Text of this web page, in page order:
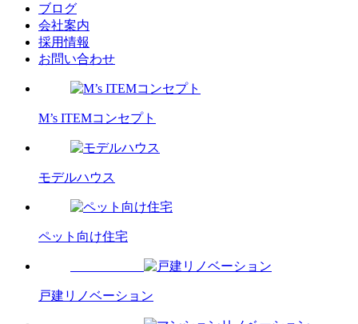
ブログ
会社案内
採用情報
お問い合わせ
M’s ITEMコンセプト
モデルハウス
ペット向け住宅
戸建リノベーション